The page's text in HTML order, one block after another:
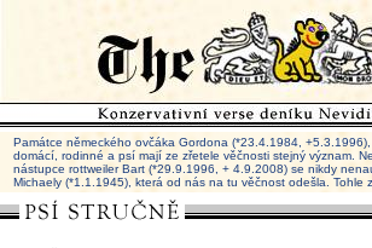
Památce německého ovčáka Gordona (*23.4.1984,
domácí, rodinné a psí mají ze zřetele věčnosti stejný význam.
nástupce rottweiler Bart (*29.9.1996, + 4.9.2008) se nikdy
Michaely (*1.1.1945), která od nás na tu věčnost odešla. Tohle